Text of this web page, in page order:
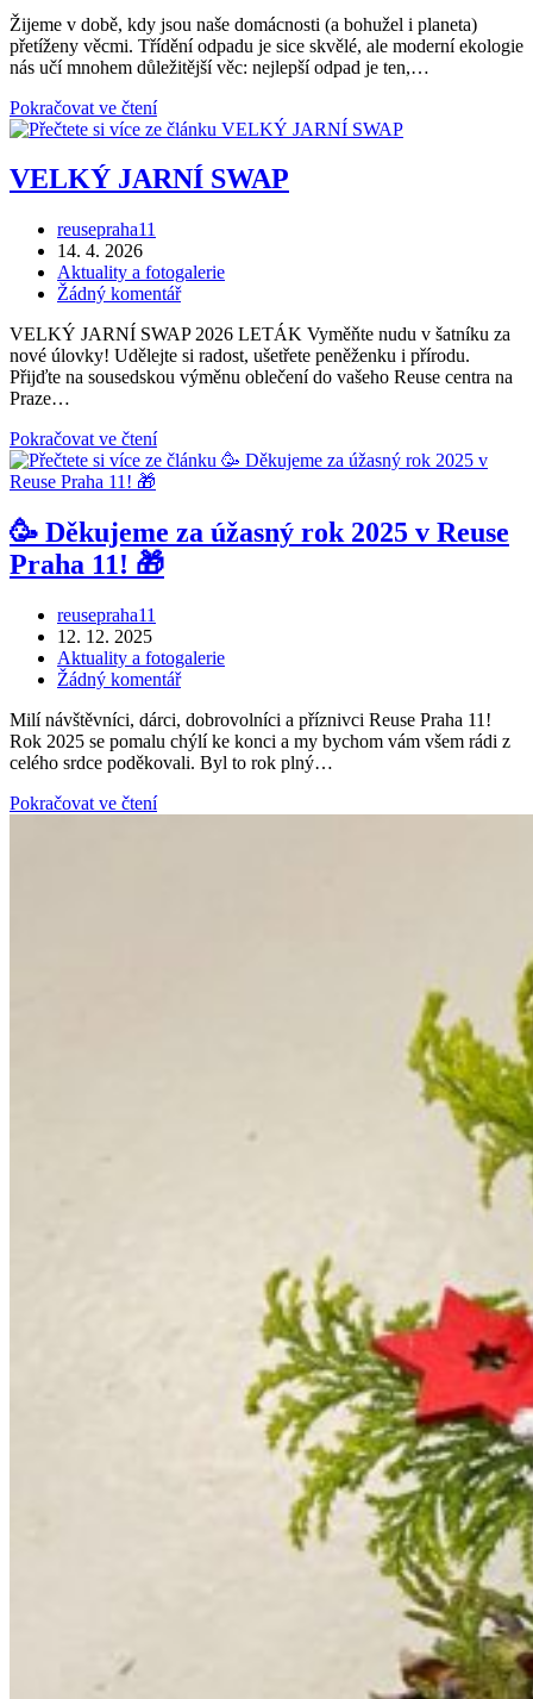
příspěvku
Žijeme v době, kdy jsou naše domácnosti (a bohužel i planeta)
přetíženy věcmi. Třídění odpadu je sice skvělé, ale moderní ekologie
nás učí mnohem důležitější věc: nejlepší odpad je ten,…
Pokračovat ve čtení304
kilogramů
a
čisté
dubnovým
komunitním
na
Jižním
Městě
VELKÝ JARNÍ SWAP
Autor
příspěvku
reusepraha11
Příspěvek
byl
publikován
14. 4. 2026
Rubriky
příspěvku
Aktuality a fotogalerie
Komentáře
příspěvku
Žádný komentář
VELKÝ JARNÍ SWAP 2026 LETÁK Vyměňte nudu v šatníku za
nové úlovky! Udělejte si radost, ušetřete peněženku i přírodu.
Přijďte na sousedskou výměnu oblečení do vašeho Reuse centra na
Praze…
Pokračovat ve čteníVELKÝ
JARNÍ
🥳 Děkujeme za úžasný rok 2025 v Reuse
Praha 11! 🎁
Autor
příspěvku
reusepraha11
Příspěvek
byl
publikován
12. 12. 2025
Rubriky
příspěvku
Aktuality a fotogalerie
Komentáře
příspěvku
Žádný komentář
Milí návštěvníci, dárci, dobrovolníci a příznivci Reuse Praha 11!
Rok 2025 se pomalu chýlí ke konci a my bychom vám všem rádi z
celého srdce poděkovali. Byl to rok plný…
Pokračovat ve čtení🥳